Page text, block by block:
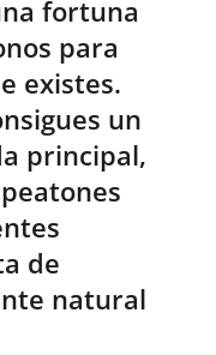
fortuna
para
existes.
un
principal,
de
natural